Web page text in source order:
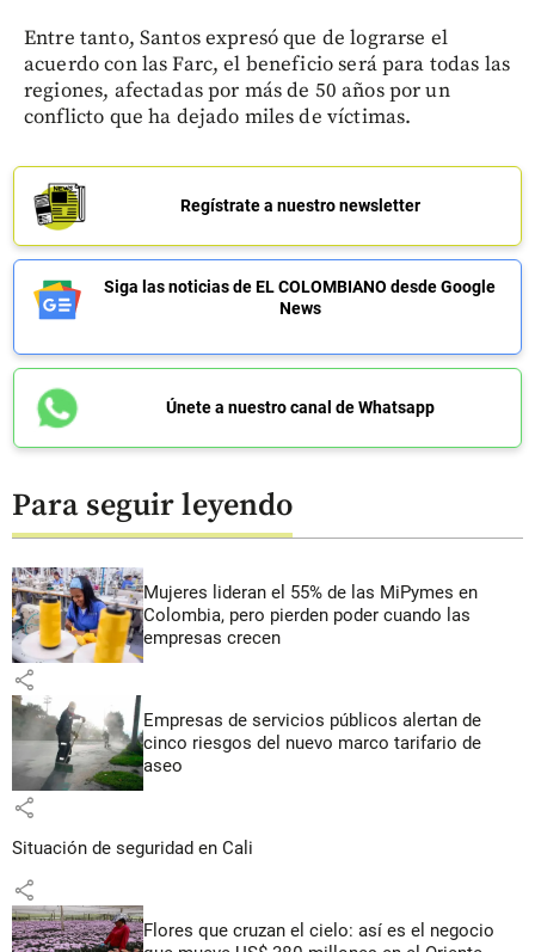
Entre tanto, Santos expresó que de lograrse el
acuerdo con las Farc, el beneficio será para todas las
regiones, afectadas por más de 50 años por un
conflicto que ha dejado miles de víctimas.
Regístrate a nuestro newsletter
Siga las noticias de EL COLOMBIANO desde Google
News
Únete a nuestro canal de Whatsapp
Para seguir leyendo
Mujeres lideran el 55% de las MiPymes en
Colombia, pero pierden poder cuando las
empresas crecen
share
Empresas de servicios públicos alertan de
cinco riesgos del nuevo marco tarifario de
aseo
share
Situación de seguridad en Cali
share
Flores que cruzan el cielo: así es el negocio